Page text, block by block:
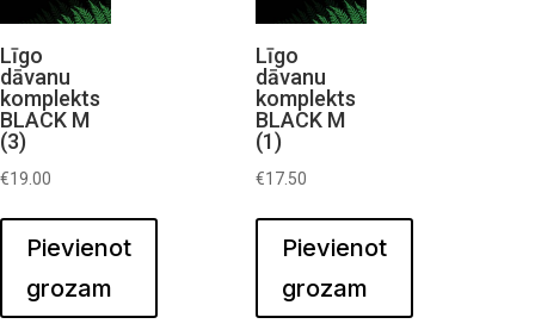
Līgo
dāvanu
komplekts
BLACK M
(3)
€19.00
Pievienot
grozam
Līgo
dāvanu
komplekts
BLACK M
(1)
€17.50
Pievienot
grozam